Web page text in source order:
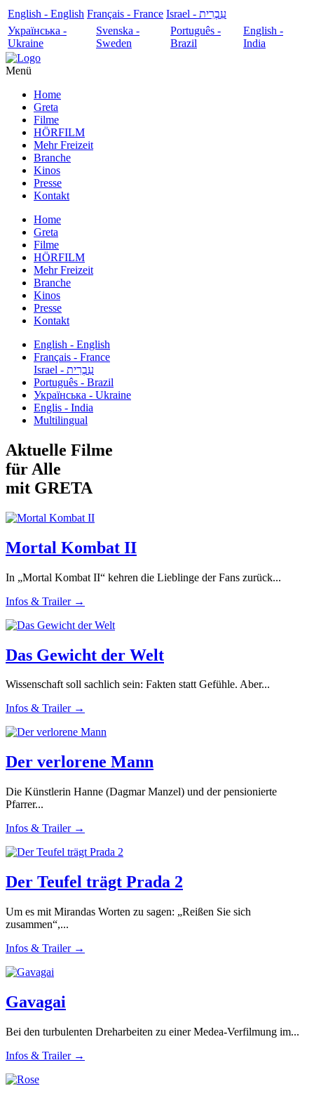
English - English Français - France
עִבְרִית - Israel
Українська -
Ukraine
Svenska -
Sweden
Português -
Brazil
English -
India
Menü
Home
Greta
Filme
HÖRFILM
Mehr Freizeit
Branche
Kinos
Presse
Kontakt
Home
Greta
Filme
HÖRFILM
Mehr Freizeit
Branche
Kinos
Presse
Kontakt
English - English
Français - France
עִבְרִית - Israel
Português - Brazil
Українська - Ukraine
Englis - India
Multilingual
Aktuelle Filme
für Alle
mit GRETA
Mortal Kombat II
In „Mortal Kombat II“ kehren die Lieblinge der Fans zurück...
Infos & Trailer →
Das Gewicht der Welt
Wissenschaft soll sachlich sein: Fakten statt Gefühle. Aber...
Infos & Trailer →
Der verlorene Mann
Die Künstlerin Hanne (Dagmar Manzel) und der pensionierte
Pfarrer...
Infos & Trailer →
Der Teufel trägt Prada 2
Um es mit Mirandas Worten zu sagen: „Reißen Sie sich
zusammen“,...
Infos & Trailer →
Gavagai
Bei den turbulenten Dreharbeiten zu einer Medea-Verfilmung im...
Infos & Trailer →